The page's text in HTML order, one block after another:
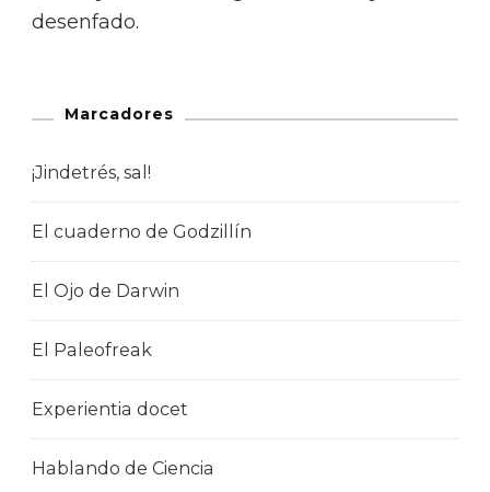
desenfado.
Marcadores
¡Jindetrés, sal!
El cuaderno de Godzillín
El Ojo de Darwin
El Paleofreak
Experientia docet
Hablando de Ciencia